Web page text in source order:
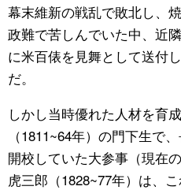
幕末維新の戦乱で敗北し、
政難で苦しんでいた中、近
に米百俵を見舞として送付
だ。
しかし当時優れた人材を育
（1811~64年）の門下生で
開校していた大参事（現在
虎三郎（1828~77年）は、